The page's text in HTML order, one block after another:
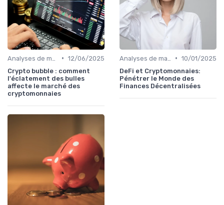
• 12/06/2025
Crypto bubble : comment
l'éclatement des bulles
affecte le marché des
cryptomonnaies
• 10/01/2025
DeFi et Cryptomonnaies:
Pénétrer le Monde des
Finances Décentralisées